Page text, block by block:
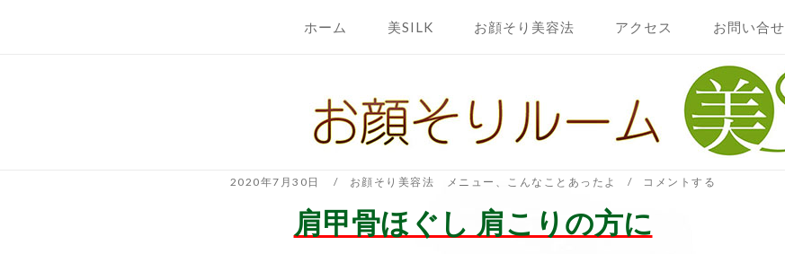
ホーム 美SILK お顔そり美容法 アクセス お問い合せ
2020年7月30日 お顔そり美容法 メニュー 、 こんなことあったよ コメントする
肩甲骨ほぐし 肩こりの方に